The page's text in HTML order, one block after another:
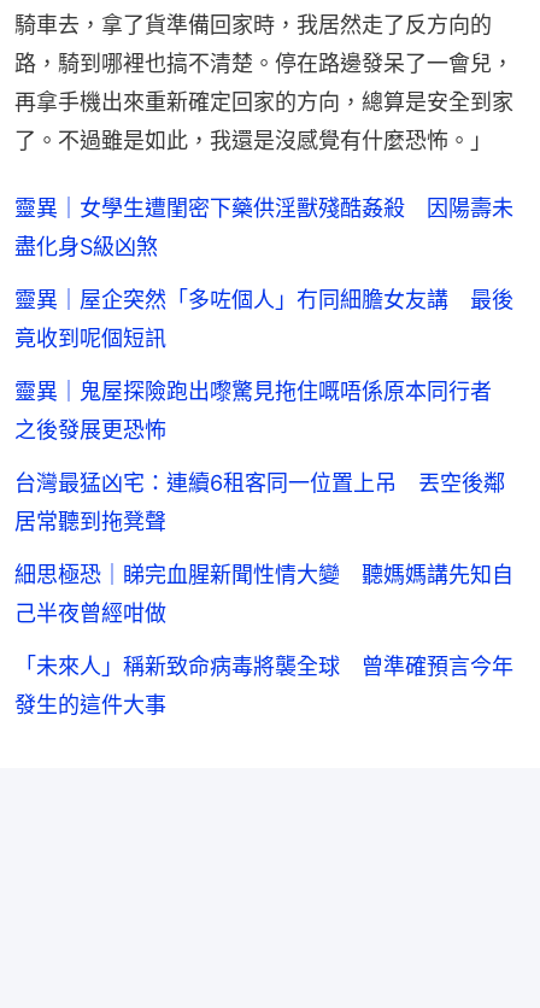
騎車去，拿了貨準備回家時，我居然走了反方向的
路，騎到哪裡也搞不清楚。停在路邊發呆了一會兒，
再拿手機出來重新確定回家的方向，總算是安全到家
了。不過雖是如此，我還是沒感覺有什麼恐怖。」
靈異｜女學生遭閨密下藥供淫獸殘酷姦殺 因陽壽未
盡化身S級凶煞
靈異｜屋企突然「多咗個人」冇同細膽女友講 最後
竟收到呢個短訊
靈異｜鬼屋探險跑出嚟驚見拖住嘅唔係原本同行者
之後發展更恐怖
台灣最猛凶宅：連續6租客同一位置上吊 丟空後鄰
居常聽到拖凳聲
細思極恐｜睇完血腥新聞性情大變 聽媽媽講先知自
己半夜曾經咁做
「未來人」稱新致命病毒將襲全球 曾準確預言今年
發生的這件大事